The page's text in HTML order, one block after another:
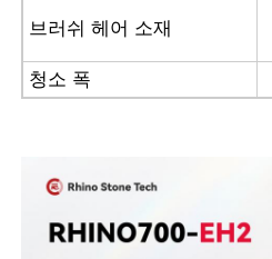
에너지 저장 방음벽
브러쉬 헤어 소재
청소 폭